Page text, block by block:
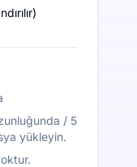
)
/ 5
yükleyin.